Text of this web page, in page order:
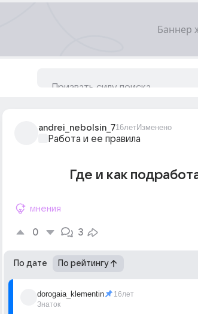
andrei_nebolsin_716летИзменено
Работа и ее правила
Где и как
мнения
0 3
По дате По рейтингу
dorogaia_klementin
Знаток
16лет